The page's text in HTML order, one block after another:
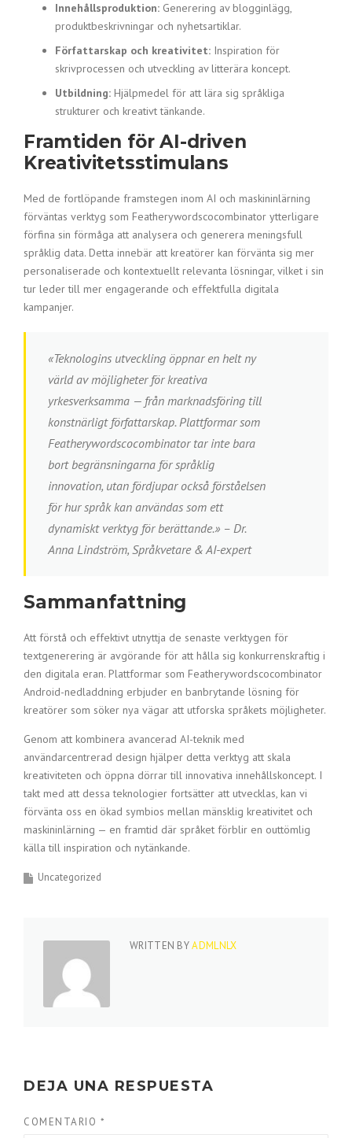
Innehållsproduktion: Generering av blogginlägg,
produktbeskrivningar och nyhetsartiklar.
Författarskap och kreativitet: Inspiration för
skrivprocessen och utveckling av litterära koncept.
Utbildning: Hjälpmedel för att lära sig språkliga
strukturer och kreativt tänkande.
Framtiden för AI-driven
Kreativitetsstimulans
Med de fortlöpande framstegen inom AI och maskininlärning
förväntas verktyg som Featherywordscocombinator ytterligare
förfina sin förmåga att analysera och generera meningsfull
språklig data. Detta innebär att kreatörer kan förvänta sig mer
personaliserade och kontextuellt relevanta lösningar, vilket i sin
tur leder till mer engagerande och effektfulla digitala
kampanjer.
«Teknologins utveckling öppnar en helt ny
värld av möjligheter för kreativa
yrkesverksamma — från marknadsföring till
konstnärligt författarskap. Plattformar som
Featherywordscocombinator tar inte bara
bort begränsningarna för språklig
innovation, utan fördjupar också förståelsen
för hur språk kan användas som ett
dynamiskt verktyg för berättande.» – Dr.
Anna Lindström, Språkvetare & AI-expert
Sammanfattning
Att förstå och effektivt utnyttja de senaste verktygen för
textgenerering är avgörande för att hålla sig konkurrenskraftig i
den digitala eran. Plattformar som Featherywordscocombinator
Android-nedladdning erbjuder en banbrytande lösning för
kreatörer som söker nya vägar att utforska språkets möjligheter.
Genom att kombinera avancerad AI-teknik med
användarcentrerad design hjälper detta verktyg att skala
kreativiteten och öppna dörrar till innovativa innehållskoncept. I
takt med att dessa teknologier fortsätter att utvecklas, kan vi
förvänta oss en ökad symbios mellan mänsklig kreativitet och
maskininlärning — en framtid där språket förblir en outtömlig
källa till inspiration och nytänkande.
Uncategorized
WRITTEN BYADMLNLX
DEJA UNA RESPUESTA
COMENTARIO *